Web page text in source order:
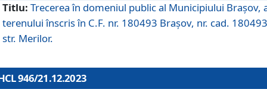
Titlu: Trecerea în domeniul public al Municipiului Braşov,
terenului înscris în C.F. nr. 180493 Brașov, nr. cad.
str. Merilor.
946/21.12.2023